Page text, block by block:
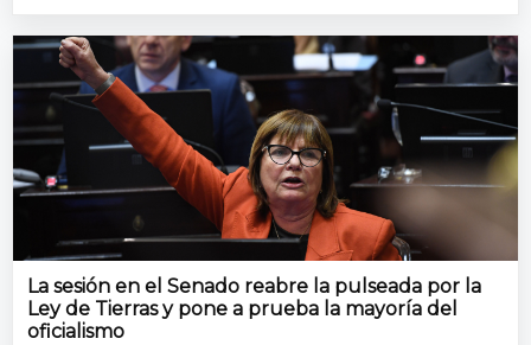
La sesión en el Senado reabre la pulseada por la
Ley de Tierras y pone a prueba la mayoría del
oficialismo